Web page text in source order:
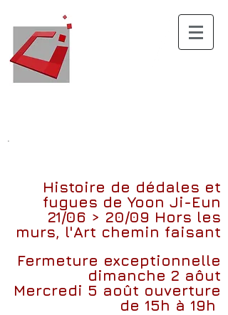
.
Histoire de dédales et
fugues de Yoon Ji-Eun
21/06 > 20/09 Hors les
murs, l'Art chemin faisant
Fermeture exceptionnelle
dimanche 2 aôut
Mercredi 5 août ouverture
de 15h à 19h